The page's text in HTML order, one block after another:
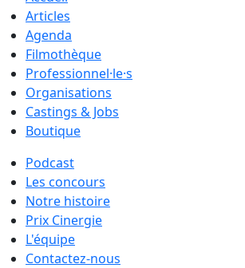
Articles
Agenda
Filmothèque
Professionnel·le·s
Organisations
Castings & Jobs
Boutique
Podcast
Les concours
Notre histoire
Prix Cinergie
L'équipe
Contactez-nous